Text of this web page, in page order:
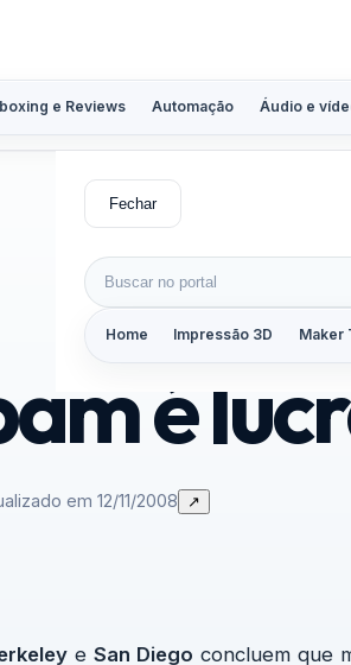
e Reviews Automação Áudio e
Fechar
Buscar por:
Home Impressão 3D Maker
é
em 12/11/2008 ↗
e San Diego concluem que